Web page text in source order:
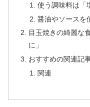
使う調味料は「
醤油やソースを
目玉焼きの綺麗な
に」
おすすめの関連記
関連